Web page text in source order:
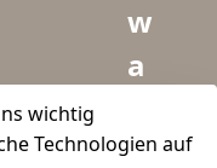
wichtig
Technologien auf
w
a
d